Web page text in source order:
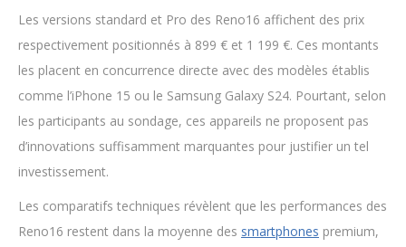
Les versions standard et Pro des Reno16 affichent des prix
respectivement positionnés à 899 € et 1 199 €. Ces montants
les placent en concurrence directe avec des modèles établis
comme l’iPhone 15 ou le Samsung Galaxy S24. Pourtant, selon
les participants au sondage, ces appareils ne proposent pas
d’innovations suffisamment marquantes pour justifier un tel
investissement.
Les comparatifs techniques révèlent que les performances des
Reno16 restent dans la moyenne des smartphones premium,